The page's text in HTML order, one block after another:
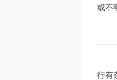
少或不
运行有